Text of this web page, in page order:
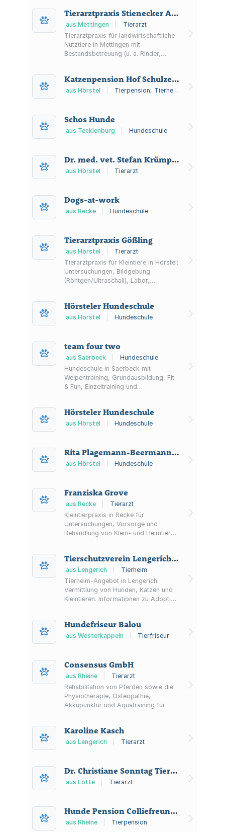
Tierärzte.
Tierarztpraxis Stienecker André Stienecker
aus Mettingen
Tierarzt
Tierarztpraxis für landwirtschaftliche
Nutztiere in Mettingen mit
Bestandsbetreuung (u. a. Rinder,
Jahr.
Katzenpension Hof Schulze-Oechtering Tierheim
aus Hörstel Tierpension, Tierheim
Schos Hunde
aus Tecklenburg Hundeschule
Dr. med. vet. Stefan Krümpel Pferdepraxis an der Surenburg
aus Hörstel Tierarzt
Dogs-at-work
aus Recke Hundeschule
Tierarztpraxis Gößling
aus Hörstel
Tierarzt
Tierarztpraxis für Kleintiere in Hörstel:
Untersuchungen, Bildgebung
(Röntgen/Ultraschall), Labor,
Tierkennzeichnung.
Hörsteler Hundeschule
aus Hörstel Hundeschule
team four two
aus Saerbeck
Hundeschule
Hundeschule in Saerbeck mit
Welpentraining, Grundausbildung, Fit
& Fun, Einzeltraining und
angeboten.
Hörsteler Hundeschule
aus Hörstel Hundeschule
Rita Plagemann-Beermann Hundeschule
aus Hörstel Hundeschule
Franziska Grove
aus Recke
Tierarzt
Kleintierpraxis in Recke für
Untersuchungen, Vorsorge und
Behandlung von Klein- und Heimtieren
Terminvereinbarung.
Tierschutzverein Lengerich/Westerkappeln e.V.
aus Lengerich
Tierheim
Tierheim-Angebot in Lengerich:
Vermittlung von Hunden, Katzen und
Kleintieren. Informationen zu Adoption
sowie Tiernotruf- und
Serviceleistungen.
Hundefriseur Balou
aus Westerkappeln Tierfriseur
Consensus GmbH
aus Rheine
Tierarzt
Rehabilitation von Pferden sowie die
Physiotherapie, Osteopathie,
Akkupunktur und Aquatraining für
Karoline Kasch
aus Lengerich Tierarzt
Dr. Christiane Sonntag Tierärztin , Kleintierpraxis
aus Lotte Tierarzt
Hunde Pension Colliefreunde
aus Rheine Tierpension